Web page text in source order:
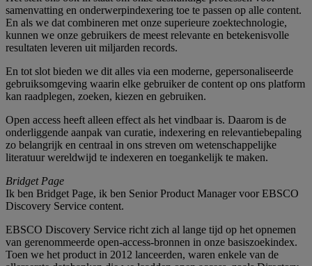
samenvatting en onderwerpindexering toe te passen op alle content.
En als we dat combineren met onze superieure zoektechnologie,
kunnen we onze gebruikers de meest relevante en betekenisvolle
resultaten leveren uit miljarden records.
En tot slot bieden we dit alles via een moderne, gepersonaliseerde
gebruiksomgeving waarin elke gebruiker de content op ons platform
kan raadplegen, zoeken, kiezen en gebruiken.
Open access heeft alleen effect als het vindbaar is. Daarom is de
onderliggende aanpak van curatie, indexering en relevantiebepaling
zo belangrijk en centraal in ons streven om wetenschappelijke
literatuur wereldwijd te indexeren en toegankelijk te maken.
Bridget Page
Ik ben Bridget Page, ik ben Senior Product Manager voor EBSCO
Discovery Service content.
EBSCO Discovery Service richt zich al lange tijd op het opnemen
van gerenommeerde open-access-bronnen in onze basiszoekindex.
Toen we het product in 2012 lanceerden, waren enkele van de